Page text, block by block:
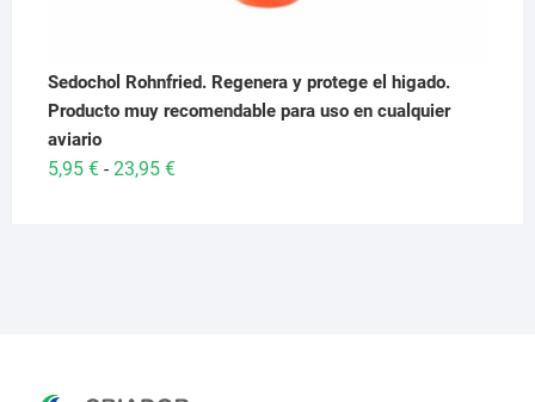
Sedochol Rohnfried. Regenera y protege el higado.
Producto muy recomendable para uso en cualquier
aviario
5,95 € - 23,95 €Rango